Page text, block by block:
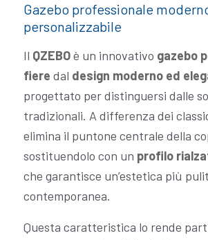
Gazebo professionale
personalizzabile
Il QZEBOè un innovativo gazebo
fiere dal design moderno ed
progettato per distinguersi dalle
tradizionali. A differenza dei
elimina il puntone centrale della
sostituendolo con un profilo
che garantisce un’estetica più
contemporanea.
Questa caratteristica lo rende